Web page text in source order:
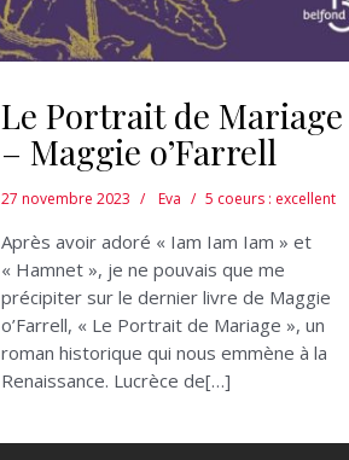
Le Portrait de Mariage
– Maggie o’Farrell
27 novembre 2023 Eva 5 coeurs : excellent
Après avoir adoré « Iam Iam Iam » et
« Hamnet », je ne pouvais que me
précipiter sur le dernier livre de Maggie
o’Farrell, « Le Portrait de Mariage », un
roman historique qui nous emmène à la
Renaissance. Lucrèce de[…]